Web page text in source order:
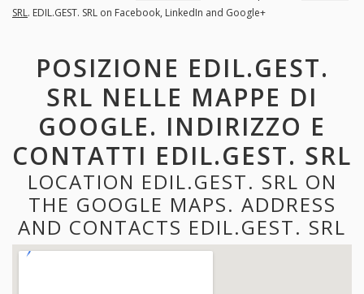
SRL. EDIL.GEST. SRL on Facebook, LinkedIn and Google+
POSIZIONE EDIL.GEST.
SRL NELLE MAPPE DI
GOOGLE. INDIRIZZO E
CONTATTI EDIL.GEST. SRL
LOCATION EDIL.GEST. SRL ON
THE GOOGLE MAPS. ADDRESS
AND CONTACTS EDIL.GEST. SRL